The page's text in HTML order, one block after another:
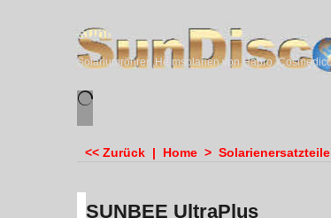
sundiscounter
<< Zurück | Home > Solarienersatzteile
SUNBEE UltraPlus